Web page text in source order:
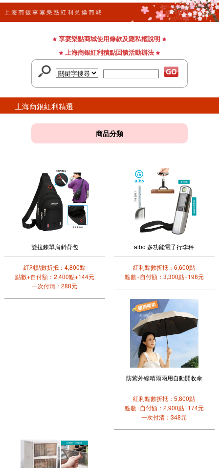
享宴樂點商城使用條款及隱私權說明
上海商銀紅利積點回饋活動辦法
上海商銀紅利精選
商品分類
雙拉鍊單肩斜背包
紅利點數折抵：4,800點
點數+自付額：2,400點+144元
一次付清：288元
aibo 多功能電子行李秤
紅利點數折抵：6,600點
點數+自付額：3,300點+198元
防紫外線晴雨兩用自動開收傘
紅利點數折抵：5,800點
點數+自付額：2,900點+174元
一次付清：348元